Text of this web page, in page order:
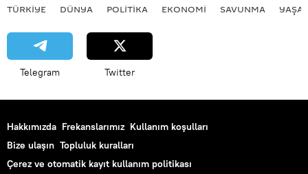
TÜRKIYE DÜNYA POLİTİKA EKONOMİ SAVUNMA
Telegram Twitter
Hakkımızda Frekanslarımız Kullanım koşulları
Bize ulaşın Topluluk kuralları
Çerez ve otomatik kayıt kullanım politikası